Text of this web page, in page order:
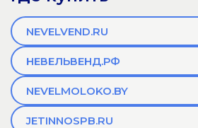
NEVELVEND.RU
НЕВЕЛЬВЕНД.РФ
NEVELMOLOKO.BY
JETINNOSPB.RU